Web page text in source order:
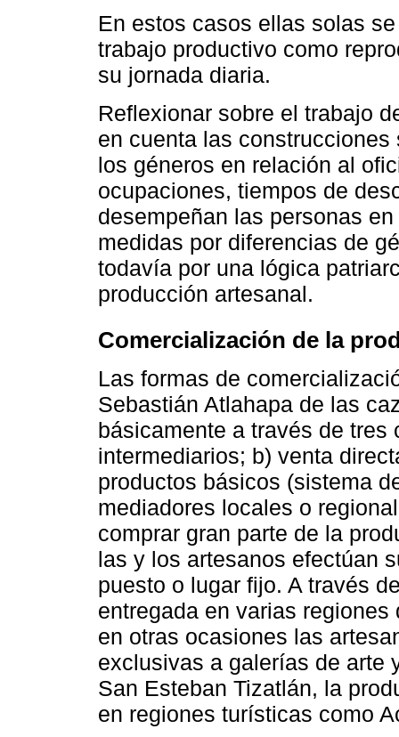
En estos casos ellas solas
trabajo productivo como
su jornada diaria.
Reflexionar sobre el trabajo
en cuenta las
los géneros en relación al
ocupaciones, tiempos de
desempeñan las personas
medidas por diferencias de
todavía por una lógica
producción artesanal.
Comercialización de la
Las formas de
Sebastián Atlahapa de las
básicamente a través de tres
intermediarios; b) venta
productos básicos (sistema
mediadores locales o
comprar gran parte de la
las y los artesanos efectúan
puesto o lugar fijo. A través
entregada en varias
en otras ocasiones las
exclusivas a galerías de arte
San Esteban Tizatlán, la
en regiones turísticas como